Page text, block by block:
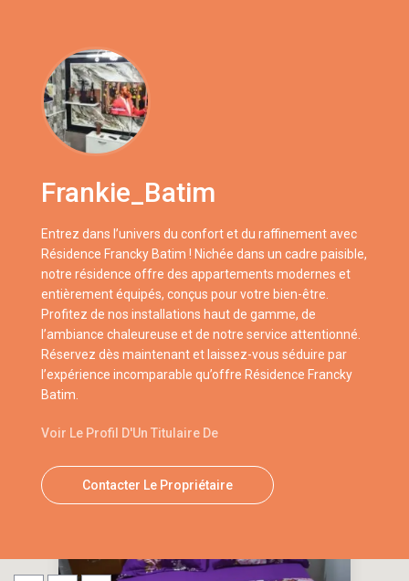
Frankie_Batim
Entrez dans l’univers du confort et du raffinement avec
Résidence Francky Batim ! Nichée dans un cadre paisible,
notre résidence offre des appartements modernes et
entièrement équipés, conçus pour votre bien-être.
Profitez de nos installations haut de gamme, de
l’ambiance chaleureuse et de notre service attentionné.
Réservez dès maintenant et laissez-vous séduire par
l’expérience incomparable qu’offre Résidence Francky
Batim.
Voir Le Profil D'Un Titulaire De
Contacter Le Propriétaire